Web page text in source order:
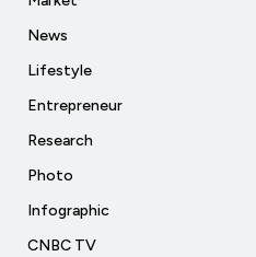
News
Lifestyle
Entrepreneur
Research
Photo
Infographic
CNBC TV